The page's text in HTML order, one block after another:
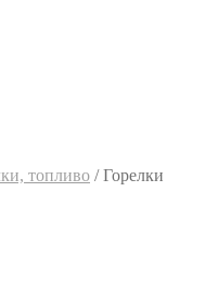
топливо /Горелки